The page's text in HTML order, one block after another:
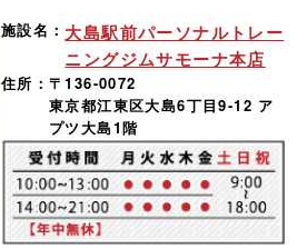
施設名： 大島駅前パーソナルトレー
ニングジムサモーナ本店
住所： 〒136-0072
東京都江東区大島6丁目9-12 ア
プツ大島1階